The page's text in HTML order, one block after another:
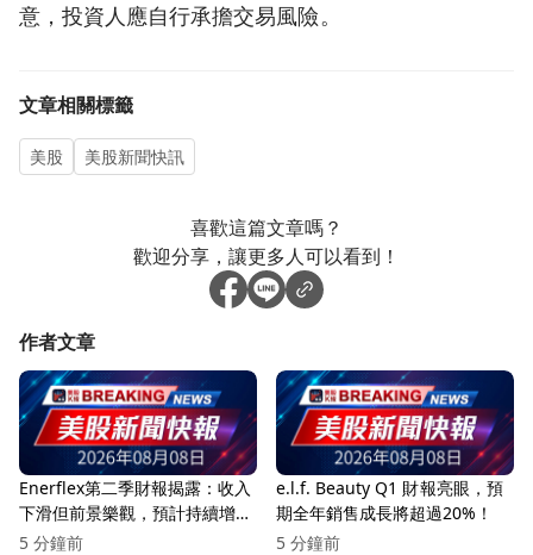
意，投資人應自行承擔交易風險。
文章相關標籤
美股 美股新聞快訊
喜歡這篇文章嗎？
歡迎分享，讓更多人可以看到！
作者文章
Enerflex第二季財報揭露：收入
下滑但前景樂觀，預計持續增
長！
5 分鐘前
e.l.f. Beauty Q1 財報亮眼，預
期全年銷售成長將超過20%！
5 分鐘前